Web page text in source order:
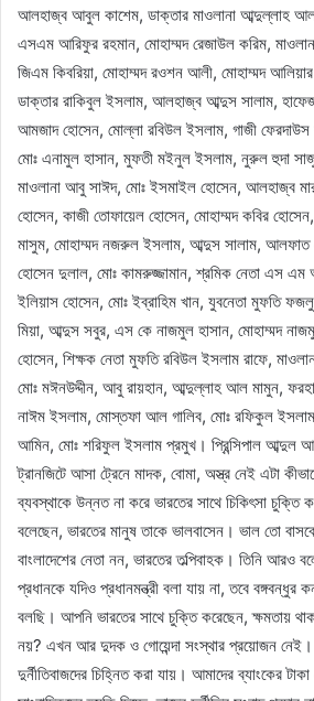
আলহাজ্ব আবুল কাশেম, ডাক্তার মাওলানা আব্দুল্লাহ
এসএম আরিফুর রহমান, মোহাম্মদ রেজাউল করিম,
জিএম কিবরিয়া, মোহাম্মদ রওশন আলী, মোহাম্মদ
ডাক্তার রাকিবুল ইসলাম, আলহাজ্ব আব্দুস সালাম,
আমজাদ হোসেন, মোল্লা রবিউল ইসলাম, গাজী
মোঃ এনামুল হাসান, মুফতী মইনুল ইসলাম, নুরুল হুদা সাজু,
মাওলানা আবু সাঈদ, মোঃ ইসমাইল হোসেন, আলহাজ্ব
হোসেন, কাজী তোফায়েল হোসেন, মোহাম্মদ কবির
মাসুম, মোহাম্মদ নজরুল ইসলাম, আব্দুস সালাম,
হোসেন দুলাল, মোঃ কামরুজ্জামান, শ্রমিক নেতা এস
ইলিয়াস হোসেন, মোঃ ইব্রাহিম খান, যুবনেতা মুফতি
মিয়া, আব্দুস সবুর, এস কে নাজমুল হাসান, মোহাম্মদ
হোসেন, শিক্ষক নেতা মুফতি রবিউল ইসলাম রাফে,
মোঃ মঈনউদ্দীন, আবু রায়হান, আব্দুল্লাহ আল মামুন,
নাঈম ইসলাম, মোস্তফা আল গালিব, মোঃ রফিকুল ইসলাম,
আমিন, মোঃ শরিফুল ইসলাম প্রমুখ। প্রিন্সিপাল আব্দুল
ট্রানজিটে আসা ট্রেনে মাদক, বোমা, অস্ত্র নেই এটা
ব্যবস্থাকে উন্নত না করে ভারতের সাথে চিকিৎসা চুক্তি
বলেছেন, ভারতের মানুষ তাকে ভালবাসেন। ভাল তো
বাংলাদেশের নেতা নন, ভারতের তল্পিবাহক। তিনি আরও
প্রধানকে যদিও প্রধানমন্ত্রী বলা যায় না, তবে বঙ্গবন্ধুর
বলছি। আপনি ভারতের সাথে চুক্তি করেছেন, ক্ষমতায়
নয়? এখন আর দুদক ও গোয়েন্দা সংস্থার প্রয়োজন
দুর্নীতিবাজদের চিহ্নিত করা যায়। আমাদের ব্যাংকের